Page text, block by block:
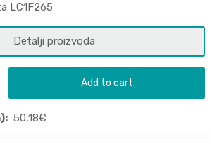
LC1F265
Detalji proizvoda
Add to cart
50,18€